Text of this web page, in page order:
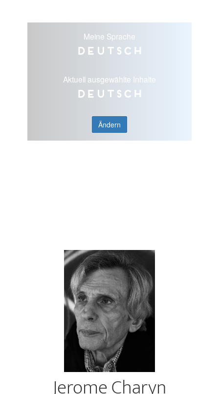
Meine Sprache
Deutsch
Aktuell ausgewählte Inhalte
Deutsch
Ändern
Jerome Charyn